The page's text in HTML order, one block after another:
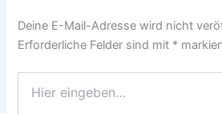
Deine E-Mail-Adresse wird nicht
Erforderliche Felder sind mit *
eingeben…